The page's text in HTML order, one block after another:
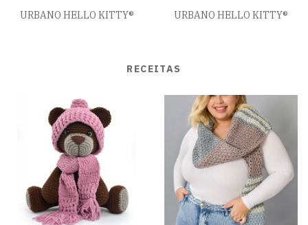
URBANO HELLO KITTY® URBANO HELLO KITTY®
RECEITAS